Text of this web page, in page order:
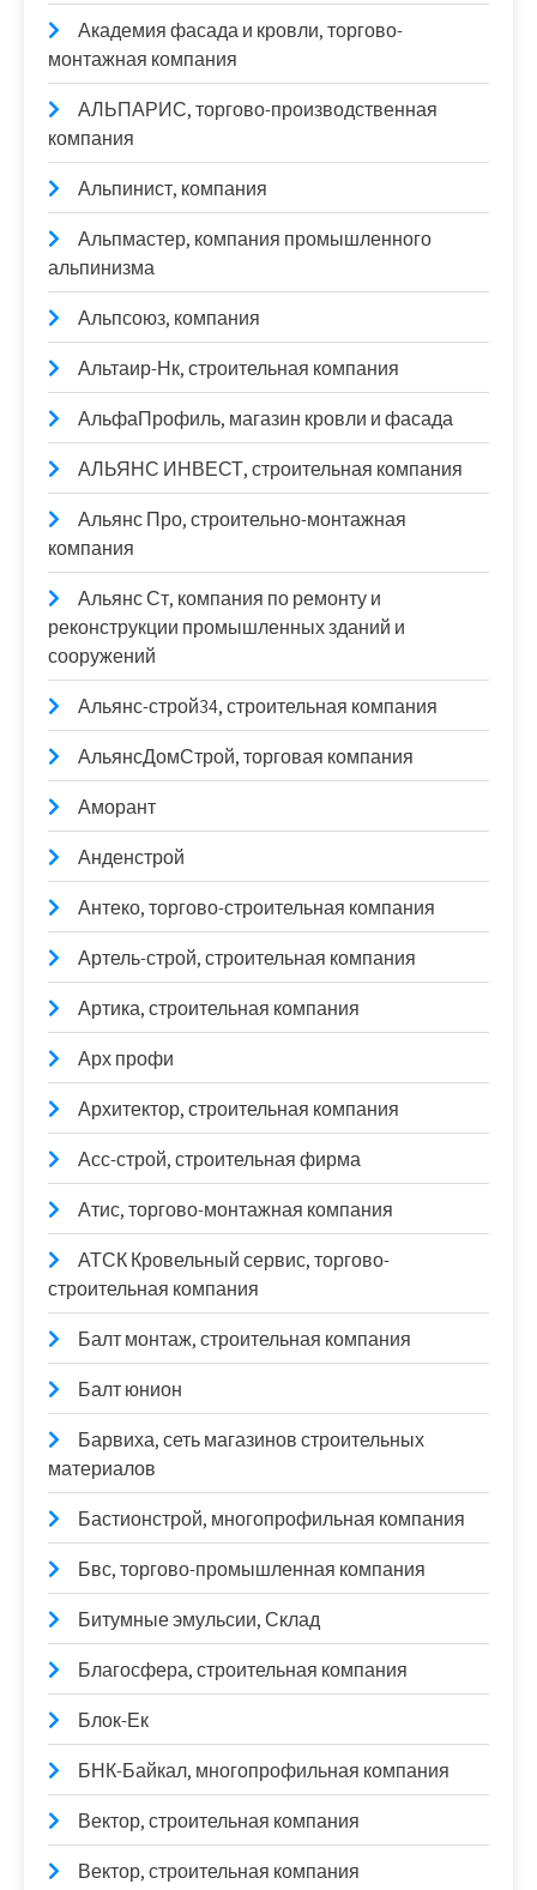
Академия фасада и кровли, торгово-
монтажная компания
АЛЬПАРИС, торгово-производственная
компания
Альпинист, компания
Альпмастер, компания промышленного
альпинизма
Альпсоюз, компания
Альтаир-Нк, строительная компания
АльфаПрофиль, магазин кровли и фасада
АЛЬЯНС ИНВЕСТ, строительная компания
Альянс Про, строительно-монтажная
компания
Альянс Ст, компания по ремонту и
реконструкции промышленных зданий и
сооружений
Альянс-строй34, строительная компания
АльянсДомСтрой, торговая компания
Аморант
Анденстрой
Антеко, торгово-строительная компания
Артель-строй, строительная компания
Артика, строительная компания
Арх профи
Архитектор, строительная компания
Асс-строй, строительная фирма
Атис, торгово-монтажная компания
АТСК Кровельный сервис, торгово-
строительная компания
Балт монтаж, строительная компания
Балт юнион
Барвиха, сеть магазинов строительных
материалов
Бастионстрой, многопрофильная компания
Бвс, торгово-промышленная компания
Битумные эмульсии, Склад
Благосфера, строительная компания
Блок-Ек
БНК-Байкал, многопрофильная компания
Вектор, строительная компания
Вектор, строительная компания